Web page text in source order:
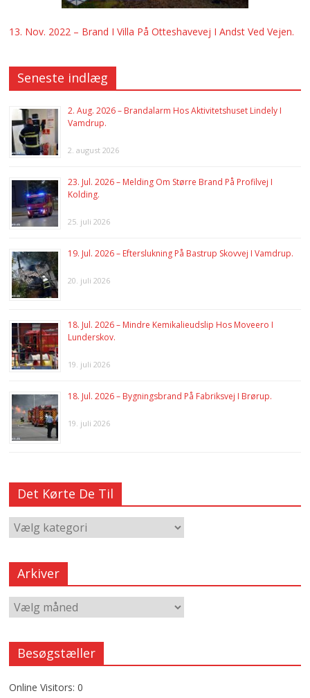
13. Nov. 2022 – Brand I Villa På Otteshavevej I Andst Ved Vejen.
Seneste indlæg
2. Aug. 2026 – Brandalarm Hos Aktivitetshuset Lindely I
Vamdrup.
2. august 2026
23. Jul. 2026 – Melding Om Større Brand På Profilvej I
Kolding.
25. juli 2026
19. Jul. 2026 – Efterslukning På Bastrup Skovvej I Vamdrup.
20. juli 2026
18. Jul. 2026 – Mindre Kemikalieudslip Hos Moveero I
Lunderskov.
19. juli 2026
18. Jul. 2026 – Bygningsbrand På Fabriksvej I Brørup.
19. juli 2026
Det Kørte De Til
Arkiver
Besøgstæller
Online Visitors:0